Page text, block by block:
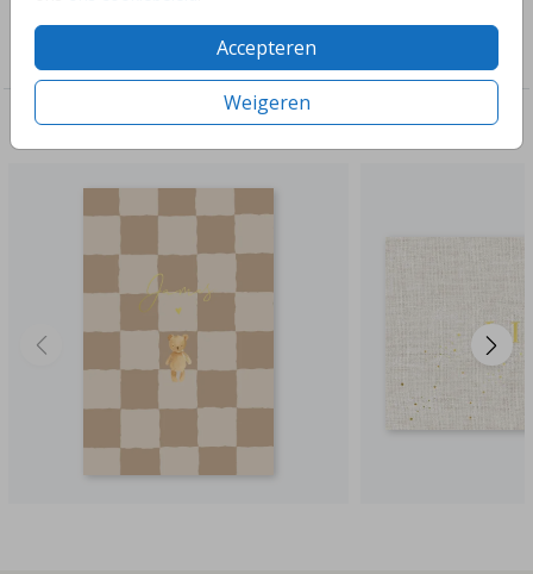
Accepteren
Weigeren
Collectie
Deze ontwerpen vind je misschien ook leuk